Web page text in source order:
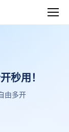
秒用！
由多开